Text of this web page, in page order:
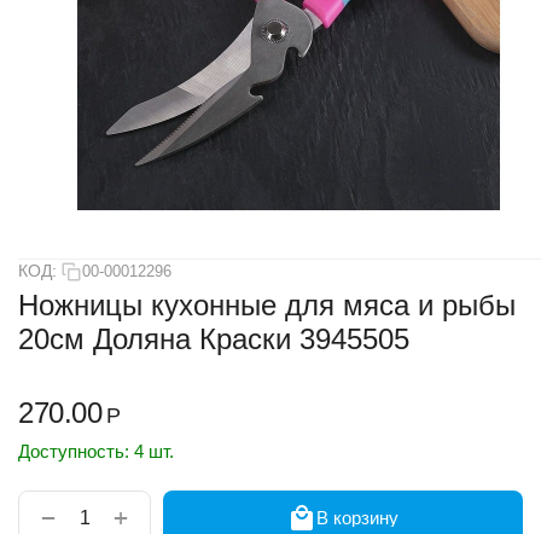
КОД: 00-00012296
Ножницы кухонные для мяса и рыбы
20см Доляна Краски 3945505
270.00 Р
Доступность: 4 шт.
+
−
В корзину